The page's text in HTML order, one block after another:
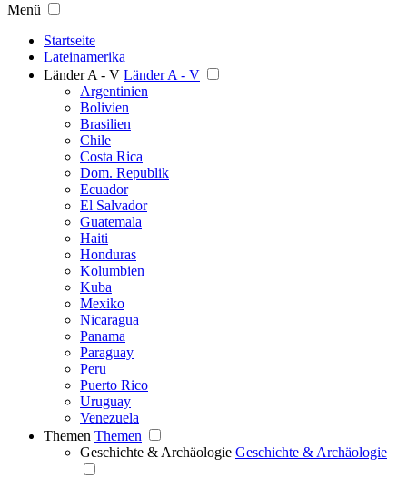
Menü
Startseite
Lateinamerika
Länder A - V Länder A - V
Argentinien
Bolivien
Brasilien
Chile
Costa Rica
Dom. Republik
Ecuador
El Salvador
Guatemala
Haiti
Honduras
Kolumbien
Kuba
Mexiko
Nicaragua
Panama
Paraguay
Peru
Puerto Rico
Uruguay
Venezuela
Themen Themen
Geschichte & Archäologie Geschichte & Archäologie